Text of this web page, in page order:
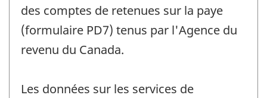
des comptes de retenues sur la paye
(formulaire PD7) tenus par l'Agence du
revenu du Canada.
Les données sur les services de